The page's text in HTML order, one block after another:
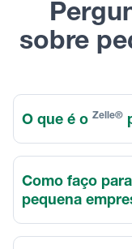
sobre
O que é o Zelle®
Como faço
pequena